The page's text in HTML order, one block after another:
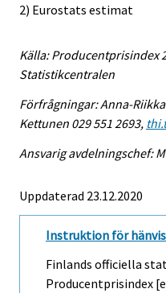
2) Eurostats estimat
Källa: Producentprisindex
Statistikcentralen
Förfrågningar: Anna-
Kettunen 029 551 2693,
Ansvarig avdelningschef:
Uppdaterad 23.12.2020
Instruktion för
Finlands officiella
Producentprisindex